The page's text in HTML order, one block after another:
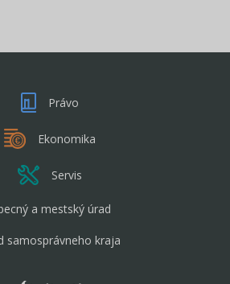
Právo
Ekonomika
Servis
a mestský úrad
samosprávneho kraja